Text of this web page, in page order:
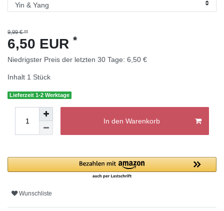
9,99 € **
6,50 EUR *
Niedrigster Preis der letzten 30 Tage: 6,50 €
Inhalt 1 Stück
Lieferzeit 1-2 Werktage
In den Warenkorb
Wunschliste